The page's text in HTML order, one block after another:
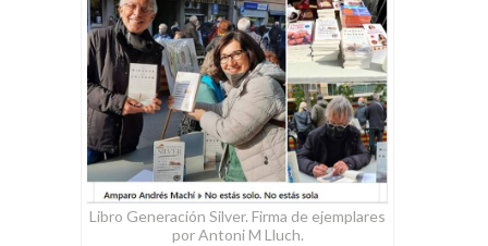
Libro Generación Silver. Firma de ejemplares
por Antoni M Lluch.